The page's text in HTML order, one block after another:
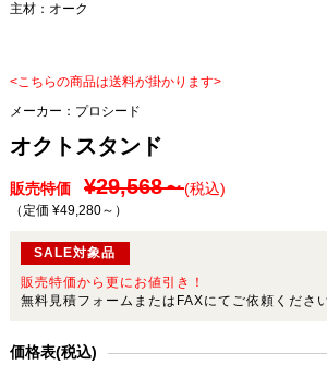
主材：オーク
<こちらの商品は送料が掛かります>
メーカー： プロシード
オクトスタンド
販売特価 ¥29,568～(税込)
（定価 ¥49,280～ ）
SALE対象品
販売特価から更にお値引き！
無料見積フォームまたはFAXにてご依頼ください
価格表(税込)